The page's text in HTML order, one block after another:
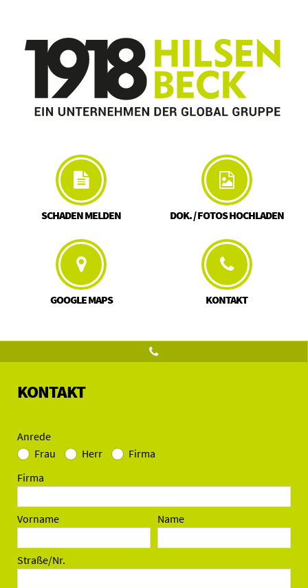
SCHADEN MELDEN DOK. / FOTOS HOCHLADEN
GOOGLE MAPS KONTAKT
KONTAKT
Anrede
Frau
Herr
Firma
Firma
Vorname Name
Straße/Nr.